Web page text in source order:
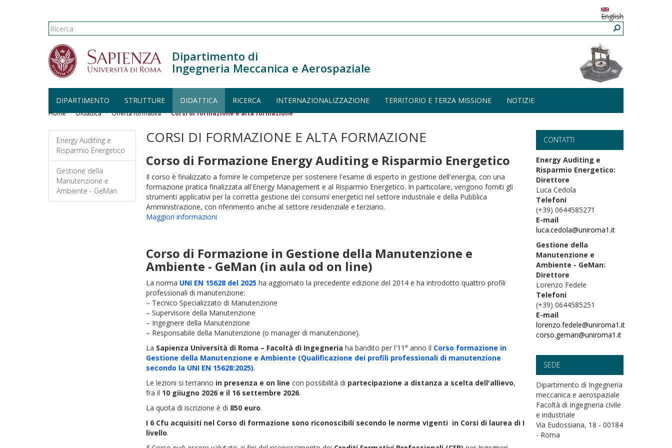
Salta al contenuto principale
English
Form di ricerca
Ricerca
Dipartimento di
Ingegneria Meccanica e Aerospaziale
DIPARTIMENTO STRUTTURE DIDATTICA RICERCA INTERNAZIONALIZZAZIONE TERRITORIO E TERZA MISSIONE NOTIZIE
Home Didattica Offerta formativa Corsi di formazione e alta formazione
Energy Auditing e
Risparmio Energetico
Gestione della
Manutenzione e
Ambiente - GeMan
CORSI DI FORMAZIONE E ALTA FORMAZIONE
Corso di Formazione Energy Auditing e Risparmio Energetico
Il corso è finalizzato a fornire le competenze per sostenere l'esame di esperto in gestione dell'energia, con una
formazione pratica finalizzata all'Energy Management e al Risparmio Energetico. In particolare, vengono forniti gli
strumenti applicativi per la corretta gestione dei consumi energetici nel settore industriale e della Pubblica
Amministrazione, con riferimento anche al settore residenziale e terziario.
Maggiori informazioni
Corso di Formazione in Gestione della Manutenzione e
Ambiente - GeMan (in aula od on line)
La norma UNI EN 15628 del 2025 ha aggiornato la precedente edizione del 2014 e ha introdotto quattro profili
professionali di manutenzione:
– Tecnico Specializzato di Manutenzione
– Supervisore della Manutenzione
– Ingegnere della Manutenzione
– Responsabile della Manutenzione (o manager di manutenzione).
La Sapienza Università di Roma – Facoltà di Ingegneria ha bandito per l'11° anno il Corso formazione in
Gestione della Manutenzione e Ambiente (Qualificazione dei profili professionali di manutenzione
secondo la UNI EN 15628:2025).
Le lezioni si terranno in presenza e on line con possibilità di partecipazione a distanza a scelta dell'allievo,
fra il 10 giiugno 2026 e il 16 settembre 2026.
La quota di iscrizione è di 850 euro.
I 6 Cfu acquisiti nel Corso di formazione sono riconoscibili secondo le norme vigenti in Corsi di laurea di I
livello.
CONTATTI
Energy Auditing e
Risparmio Energetico:
Direttore
Luca Cedola
Telefoni
(+39) 0644585271
E-mail
luca.cedola@uniroma1.it
Gestione della
Manutenzione e
Ambiente - GeMan:
Direttore
Lorenzo Fedele
Telefoni
(+39) 0644585251
E-mail
lorenzo.fedele@uniroma1.it
corso.geman@uniroma1.it
SEDE
Dipartimento di Ingegneria
meccanica e aerospaziale
Facoltà di Ingegneria civile
e industriale
Via Eudossiana, 18 - 00184
- Roma